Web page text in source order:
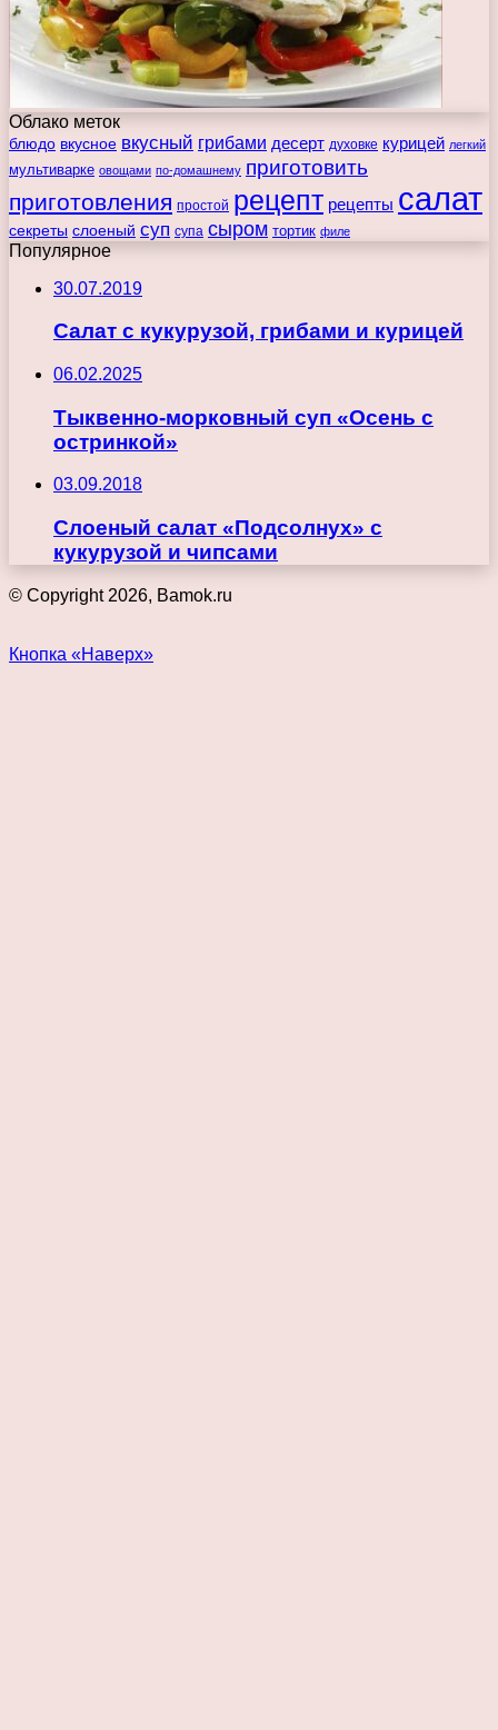
Облако меток
блюдо вкусное вкусный грибами десерт духовке курицей легкий
мультиварке овощами по-домашнему приготовить
приготовления простой рецепт рецепты салат
секреты слоеный суп супа сыром тортик филе
Популярное
30.07.2019
Салат с кукурузой, грибами и курицей
06.02.2025
Тыквенно-морковный суп «Осень с
остринкой»
03.09.2018
Слоеный салат «Подсолнух» с
кукурузой и чипсами
© Copyright 2026, Bamok.ru
Кнопка «Наверх»